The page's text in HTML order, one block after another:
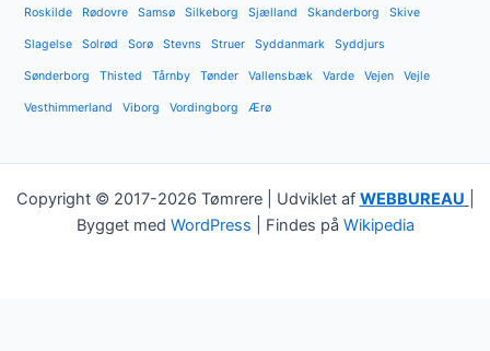
Roskilde Rødovre Samsø Silkeborg Sjælland Skanderborg Skive
Slagelse Solrød Sorø Stevns Struer Syddanmark Syddjurs
Sønderborg Thisted Tårnby Tønder Vallensbæk Varde Vejen Vejle
Vesthimmerland Viborg Vordingborg Ærø
Copyright © 2017-2026 Tømrere | Udviklet af WEBBUREAU
Bygget med WordPress | Findes på Wikipedia